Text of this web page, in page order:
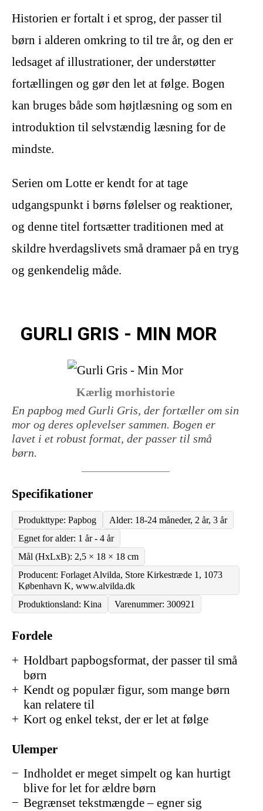
Historien er fortalt i et sprog, der passer til
børn i alderen omkring to til tre år, og den er
ledsaget af illustrationer, der understøtter
fortællingen og gør den let at følge. Bogen
kan bruges både som højtlæsning og som en
introduktion til selvstændig læsning for de
mindste.
Serien om Lotte er kendt for at tage
udgangspunkt i børns følelser og reaktioner,
og denne titel fortsætter traditionen med at
skildre hverdagslivets små dramaer på en tryg
og genkendelig måde.
Kærlig morhistorie
GURLI GRIS - MIN MOR
En papbog med Gurli Gris, der fortæller om sin
mor og deres oplevelser sammen. Bogen er
lavet i et robust format, der passer til små
børn.
Fordele
Holdbart papbogsformat, der passer til små
børn
Kendt og populær figur, som mange børn
kan relatere til
Kort og enkel tekst, der er let at følge
Ulemper
Indholdet er meget simpelt og kan hurtigt
blive for let for ældre børn
Begrænset tekstmængde – egner sig
Specifikationer
Produkttype: Papbog
Alder: 18-24 måneder, 2 år, 3 år
Egnet for alder: 1 år - 4 år
Mål (HxLxB): 2,5 × 18 × 18 cm
Producent: Forlaget Alvilda, Store Kirkestræde 1, 1073
København K, www.alvilda.dk
Produktionsland: Kina
Varenummer: 300921